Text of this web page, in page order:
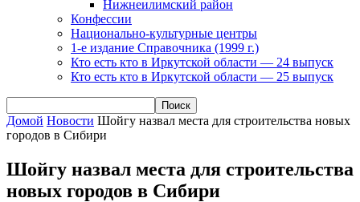
Нижнеилимский район
Конфессии
Национально-культурные центры
1-е издание Справочника (1999 г.)
Кто есть кто в Иркутской области — 24 выпуск
Кто есть кто в Иркутской области — 25 выпуск
Домой Новости Шойгу назвал места для строительства новых
городов в Сибири
Шойгу назвал места для строительства
новых городов в Сибири